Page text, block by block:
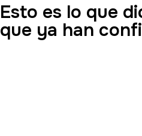
Esto es lo que
que ya han